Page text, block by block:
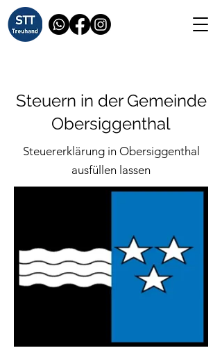
Steuern in der Gemeinde
Obersiggenthal
Steuererklärung in Obersiggenthal
ausfüllen lassen